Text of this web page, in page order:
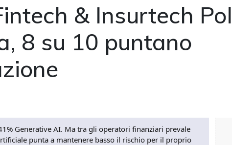
& Insurtech
8 su 10 puntano
Generative AI. Ma tra gli operatori finanziari prevale
punta a mantenere basso il rischio per il proprio